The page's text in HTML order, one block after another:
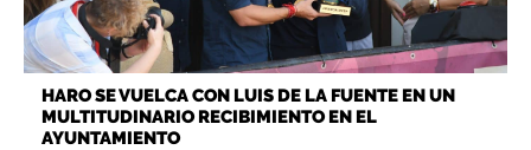
HARO SE VUELCA CON LUIS DE LA FUENTE EN UN
MULTITUDINARIO RECIBIMIENTO EN EL
AYUNTAMIENTO